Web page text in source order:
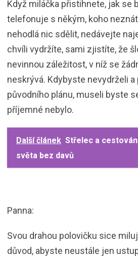
Když miláčka přistihnete, jak se
telefonuje s někým, koho
nehodlá nic sdělit, nedávejte
chvíli vydržíte, sami zjistíte, že
nevinnou záležitost, v níž se
neskrývá. Kdybyste nevydrželi
původního plánu, museli byste
příjemné nebylo.
Další článek Střelec a
světa bez davů
Panna:
Svou drahou polovičku sice
důvod, abyste neustále jen